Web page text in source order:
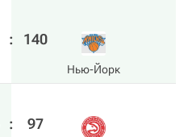
: 140
Нью-Йорк
: 97